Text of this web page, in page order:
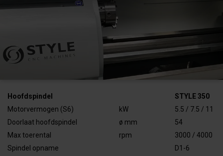
Hoofdspindel
STYLE 350
Motorvermogen (S6)
kW
5.5 / 7.5 / 11
Doorlaat hoofdspindel
ø mm
54
Max toerental
rpm
3000 / 4000
Spindel opname
D1-6